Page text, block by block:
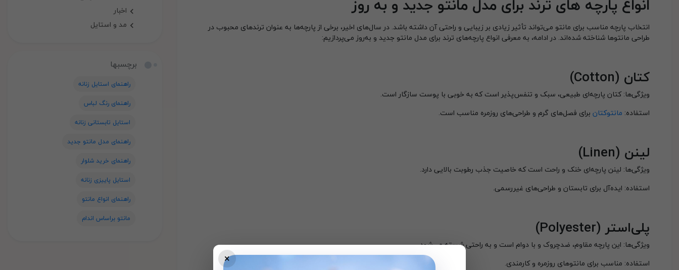
انتخاب پارچه مناسب برای مانتو می‌تواند تأثیر زیادی بر زیبایی و راحتی آن داشته باشد. در سال‌های اخیر، برخی از پارچه‌ها به عنوان ترندهای محبوب در
طراحی مانتوها شناخته شده‌اند. در ادامه، به معرفی انواع پارچه‌های ترند برای مدل مانتو جدید و به‌روز می‌پردازیم:
کتان (Cotton)
ویژگی‌ها: کتان پارچه‌ای طبیعی، سبک و تنفس‌پذیر است که به خوبی با پوست سازگار است.
استفاده: مانتوکتان برای فصل‌های گرم و طراحی‌های روزمره مناسب است.
لینن (Linen)
ویژگی‌ها: لینن پارچه‌ای خنک و راحت است که خاصیت جذب رطوبت بالایی دارد.
استفاده: ایده‌آل برای تابستان و طراحی‌های غیررسمی.
پلی‌استر (Polyester)
ویژگی‌ها: این پارچه مقاوم، ضدچروک و با دوام است و به راحتی شسته می‌شود.
استفاده: مناسب برای مانتوهای روزمره و کارمندی.
اخبار
مد و استایل
برچسبها
راهنمای استایل زنانه
راهنمای رنگ لباس
استایل تابستانی زنانه
راهنمای مدل مانتو جدید
راهنمای خرید شلوار
استایل پاییزی زنانه
راهنمای انواع مانتو
مانتو براساس اندام
×